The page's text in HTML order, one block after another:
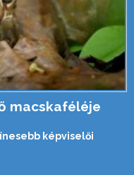
macskaféléje
képviselői